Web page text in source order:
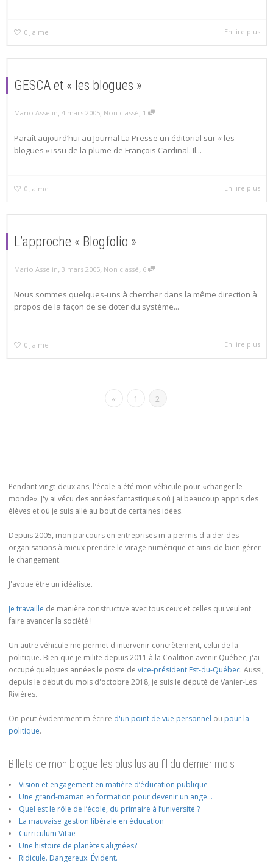
0 J'aime En lire plus
GESCA et « les blogues »
Mario Asselin, 4 mars 2005, Non classé, 1
Paraît aujourd’hui au Journal La Presse un éditorial sur « les
blogues » issu de la plume de François Cardinal. Il...
0 J'aime En lire plus
L’approche « Blogfolio »
Mario Asselin, 3 mars 2005, Non classé, 6
Nous sommes quelques-uns à chercher dans la même direction à
propos de la façon de se doter du système...
0 J'aime En lire plus
« 1 2
Pendant vingt-deux ans, l'école a été mon véhicule pour «changer le
monde». J'y ai vécu des années fantastiques où j'ai beaucoup appris des
élèves et où je suis allé au bout de certaines idées.
Depuis 2005, mon parcours en entreprises m'a permis d'aider des
organisations à mieux prendre le virage numérique et ainsi de bien gérer
le changement.
J'avoue être un idéaliste.
Je travaille de manière constructive avec tous ceux et celles qui veulent
faire avancer la société !
Un autre véhicule me permet d'intervenir concrètement, celui de la
politique. Bien que je milite depuis 2011 à la Coalition avenir Québec, j'ai
occupé quelques années le poste de vice-président Est-du-Québec. Aussi,
depuis le début du mois d'octobre 2018, je suis le député de Vanier-Les
Rivières.
On peut évidemment m'écrire d'un point de vue personnel ou pour la
politique.
Billets de mon blogue les plus lus au fil du dernier mois
Vision et engagement en matière d’éducation publique
Une grand-maman en formation pour devenir un ange…
Quel est le rôle de l’école, du primaire à l’université ?
La mauvaise gestion libérale en éducation
Curriculum Vitae
Une histoire de planètes alignées?
Ridicule. Dangereux. Évident.